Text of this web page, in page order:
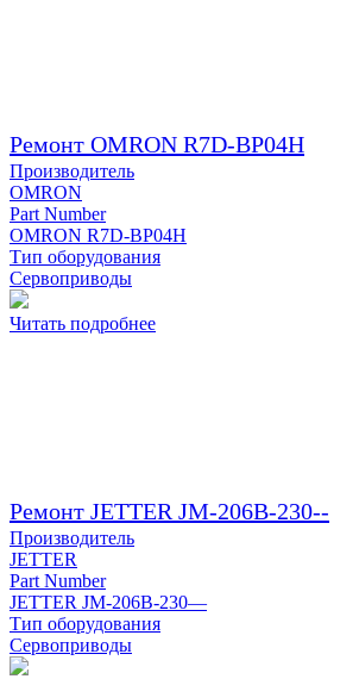
Ремонт OMRON R7D-BP04H
Производитель
OMRON
Part Number
OMRON R7D-BP04H
Тип оборудования
Сервоприводы
Читать подробнее
Ремонт JETTER JM-206B-230--
Производитель
JETTER
Part Number
JETTER JM-206B-230—
Тип оборудования
Сервоприводы